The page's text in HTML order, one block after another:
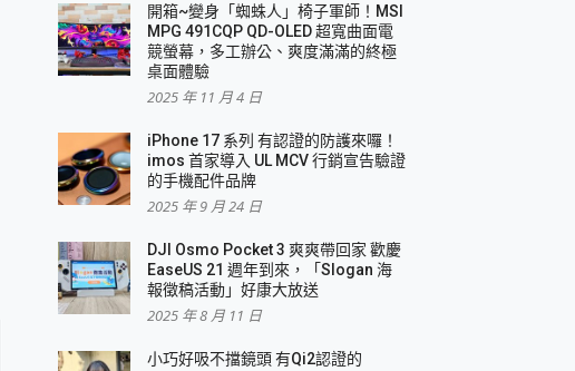
開箱~變身「蜘蛛人」椅子軍師！MSI
MPG 491CQP QD-OLED 超寬曲面電
競螢幕，多工辦公、爽度滿滿的終極
桌面體驗
2025 年 11 月 4 日
iPhone 17 系列 有認證的防護來囉！
imos 首家導入 UL MCV 行銷宣告驗證
的手機配件品牌
2025 年 9 月 24 日
DJI Osmo Pocket 3 爽爽帶回家 歡慶
EaseUS 21 週年到來，「Slogan 海
報徵稿活動」好康大放送
2025 年 8 月 11 日
小巧好吸不擋鏡頭 有Qi2認證的